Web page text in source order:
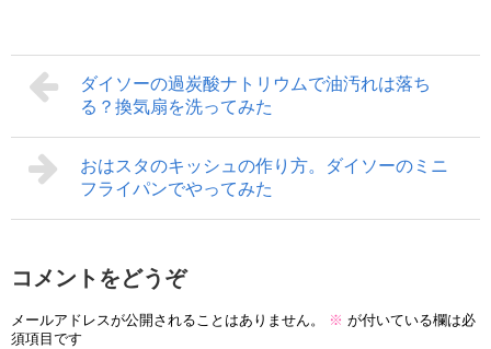
ダイソーの過炭酸ナトリウムで油汚れは落ち
る？換気扇を洗ってみた
おはスタのキッシュの作り方。ダイソーのミニ
フライパンでやってみた
コメントをどうぞ
メールアドレスが公開されることはありません。 ※ が付いている欄は必
須項目です